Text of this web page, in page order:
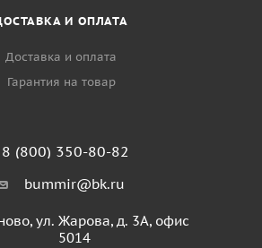
И ОПЛАТА
Доставка и оплата
Гарантия на товар
8 (800) 350-80-82
bummir@bk.ru
ул. Жарова, д. 3А, офис
5014